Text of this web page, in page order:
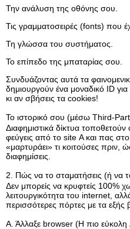
Την ανάλυση της οθόνης σου.
Τις γραμματοσειρές (fonts) που
Τη γλώσσα του συστήματος.
Το επίπεδο της μπαταρίας σου.
Συνδυάζοντας αυτά τα
δημιουργούν ένα μοναδικό ID
κι αν σβήσεις τα cookies!
Το ιστορικό σου (μέσω Third-
Διαφημιστικά δίκτυα
φεύγεις από το site Α και πας
«μαρτυράει» τι κοιτούσες πριν,
διαφημίσεις.
2. Πώς να το σταματήσεις (ή να
Δεν μπορείς να κρυφτείς 100%
λειτουργικότητα του internet,
περισσότερες πόρτες με τα εξής
Α. Άλλαξε browser (Η πιο εύκολη